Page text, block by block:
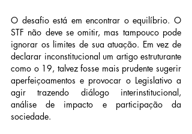
O desafio está em encontrar o equilíbrio. O
STF não deve se omitir, mas tampouco pode
ignorar os limites de sua atuação. Em vez de
declarar inconstitucional um artigo estruturante
como o 19, talvez fosse mais prudente sugerir
aperfeiçoamentos e provocar o Legislativo a
agir trazendo diálogo interinstitucional,
análise de impacto e participação da
sociedade.